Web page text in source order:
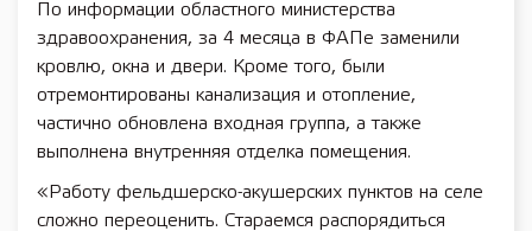
По информации областного министерства
здравоохранения, за 4 месяца в ФАПе заменили
кровлю, окна и двери. Кроме того, были
отремонтированы канализация и отопление,
частично обновлена входная группа, а также
выполнена внутренняя отделка помещения.
«Работу фельдшерско-акушерских пунктов на селе
сложно переоценить. Стараемся распорядиться